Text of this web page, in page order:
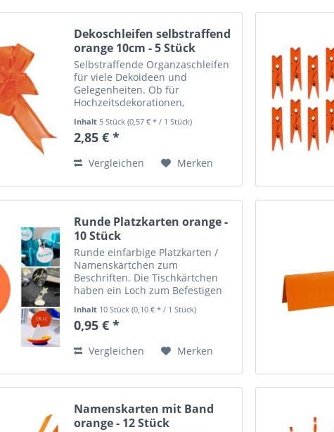
Dekoschleifen selbstraffend
orange 10cm - 5 Stück
Selbstraffende Organzaschleifen
für viele Dekoideen und
Gelegenheiten. Ob für
Hochzeitsdekorationen,
Partydekos - mit diesen schönen
Schleifen lassen sich zum
Tischgeschirr,...
Inhalt5 Stück(0,57 € * / 1 Stück)
2,85 € *
Vergleichen Merken
Runde Platzkarten orange -
10 Stück
Runde einfarbige Platzkarten /
Namenskärtchen zum
Beschriften. Die Tischkärtchen
haben ein Loch zum Befestigen
oder Geschenkband) oder können
toll in Verbindung mit unseren
Inhalt 10 Stück(0,10 € * / 1 Stück)
0,95 € *
Vergleichen Merken
Namenskarten mit Band
orange - 12 Stück